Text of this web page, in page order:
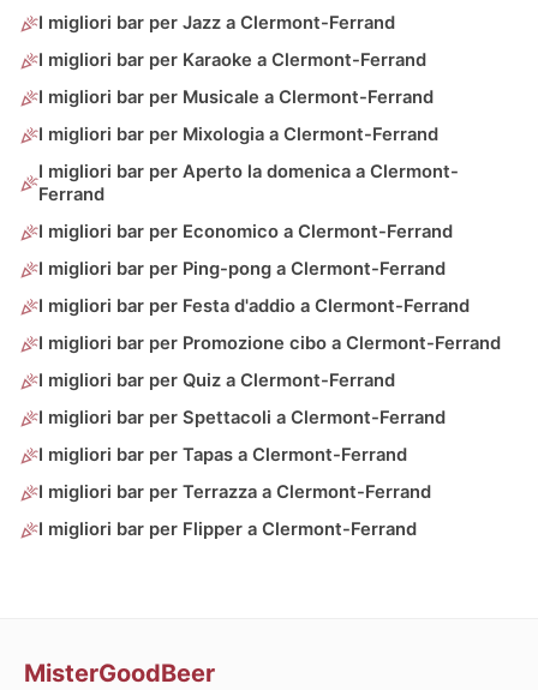
I migliori bar per Jazz a Clermont-Ferrand
I migliori bar per Karaoke a Clermont-Ferrand
I migliori bar per Musicale a Clermont-Ferrand
I migliori bar per Mixologia a Clermont-Ferrand
I migliori bar per Aperto la domenica a Clermont-
Ferrand
I migliori bar per Economico a Clermont-Ferrand
I migliori bar per Ping-pong a Clermont-Ferrand
I migliori bar per Festa d'addio a Clermont-Ferrand
I migliori bar per Promozione cibo a Clermont-Ferrand
I migliori bar per Quiz a Clermont-Ferrand
I migliori bar per Spettacoli a Clermont-Ferrand
I migliori bar per Tapas a Clermont-Ferrand
I migliori bar per Terrazza a Clermont-Ferrand
I migliori bar per Flipper a Clermont-Ferrand
MisterGoodBeer